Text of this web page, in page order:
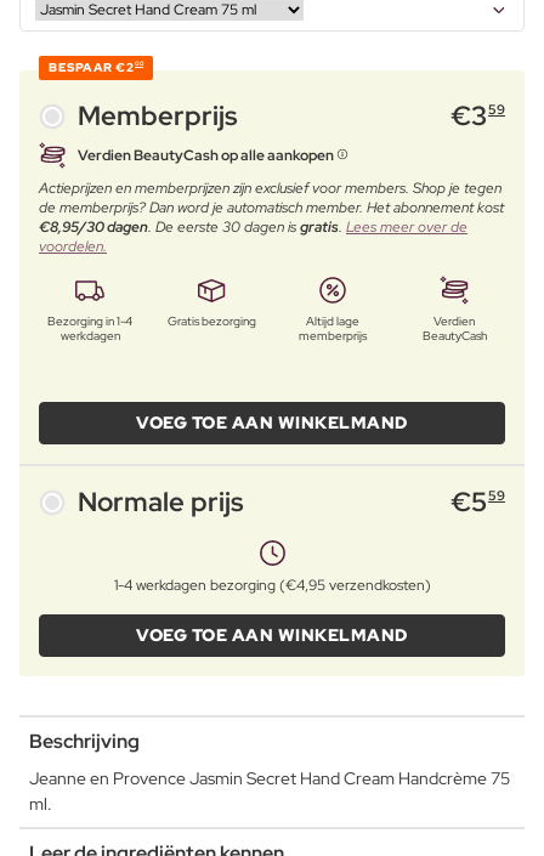
BESPAAR €200
Memberprijs €359
Verdien BeautyCash op alle aankopen
Actieprijzen en memberprijzen zijn exclusief voor members. Shop je tegen
de memberprijs? Dan word je automatisch member. Het abonnement kost
€8,95/30 dagen. De eerste 30 dagen isgratis. Lees meer over de
voordelen.
Bezorging in 1-4
werkdagen
Gratis bezorging
Altijd lage
memberprijs
Verdien
BeautyCash
VOEG TOE AAN WINKELMAND
Normale prijs €559
1-4 werkdagen bezorging (€4,95 verzendkosten)
VOEG TOE AAN WINKELMAND
Beschrijving
Jeanne en Provence Jasmin Secret Hand Cream Handcrème 75
ml.